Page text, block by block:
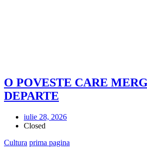
O POVESTE CARE
DEPARTE
iulie 28, 2026
Closed
Cultura prima pagina